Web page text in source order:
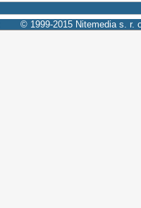
© 1999-2015 Nitemedia s. r.